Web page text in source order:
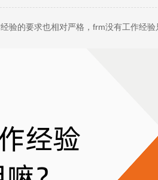
验的要求也相对严格，frm没有工作经验